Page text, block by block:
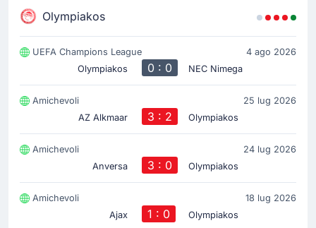
Olympiakos
UEFA Champions League
4 ago 2026
Olympiakos
0 : 0 NEC Nimega
Amichevoli
25 lug 2026
AZ Alkmaar
3 : 2 Olympiakos
Amichevoli
24 lug 2026
Anversa
3 : 0 Olympiakos
Amichevoli
18 lug 2026
Ajax
1 : 0 Olympiakos